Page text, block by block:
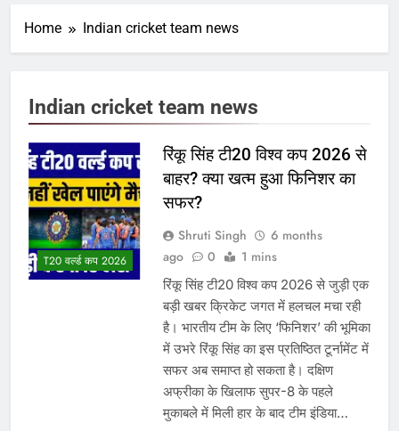
Home Indian cricket team news
Indian cricket team news
T20 वर्ल्ड कप 2026
रिंकू सिंह टी20 विश्व कप 2026 से
बाहर? क्या खत्म हुआ फिनिशर का
सफर?
Shruti Singh
6 months
ago
0 1 mins
रिंकू सिंह टी20 विश्व कप 2026 से जुड़ी एक
बड़ी खबर क्रिकेट जगत में हलचल मचा रही
है। भारतीय टीम के लिए ‘फिनिशर’ की भूमिका
में उभरे रिंकू सिंह का इस प्रतिष्ठित टूर्नामेंट में
सफर अब समाप्त हो सकता है। दक्षिण
अफ्रीका के खिलाफ सुपर-8 के पहले
मुकाबले में मिली हार के बाद टीम इंडिया…